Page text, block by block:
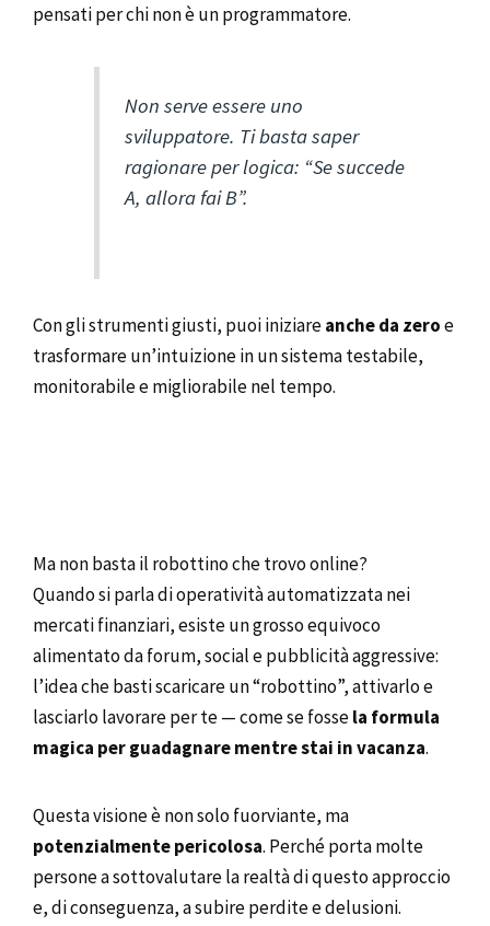
pensati per chi non è un programmatore.
Non serve essere uno
sviluppatore. Ti basta saper
ragionare per logica: “Se succede
A, allora fai B”.
Con gli strumenti giusti, puoi iniziareanche da zeroe
trasformare un’intuizione in un sistema testabile,
monitorabile e migliorabile nel tempo.
Ma non basta il robottino che trovo online?
Quando si parla di operatività automatizzata nei
mercati finanziari, esiste un grosso equivoco
alimentato da forum, social e pubblicità aggressive:
l’idea che basti scaricare un “robottino”, attivarlo e
lasciarlo lavorare per te — come se fossela formula
magica per guadagnare mentre stai in vacanza.
Questa visione è non solo fuorviante, ma
potenzialmente pericolosa. Perché porta molte
persone a sottovalutare la realtà di questo approccio
e, di conseguenza, a subire perdite e delusioni.